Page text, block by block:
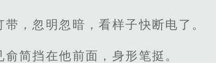
，忽明忽暗，看样子快断电了。
简挡在他前面，身形笔挺。